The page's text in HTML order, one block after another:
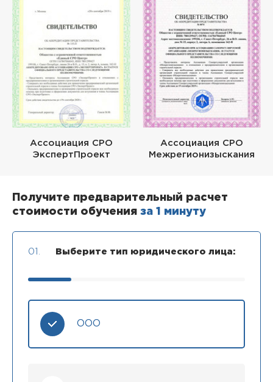
Ассоциация СРО
ЭкспертПроект
Ассоциация СРО
Межрегионизыскания
Получите предварительный расчет
стоимости обучения за 1 минуту
01. Выберите тип юридического лица:
ООО